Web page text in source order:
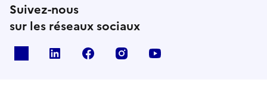
Suivez-nous
sur les réseaux sociaux
Linkedin Facebook Instagram